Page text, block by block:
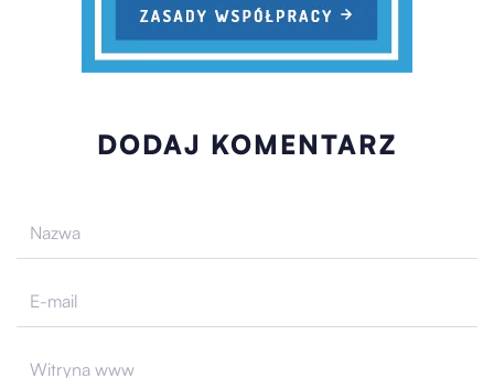
DODAJ KOMENTARZ